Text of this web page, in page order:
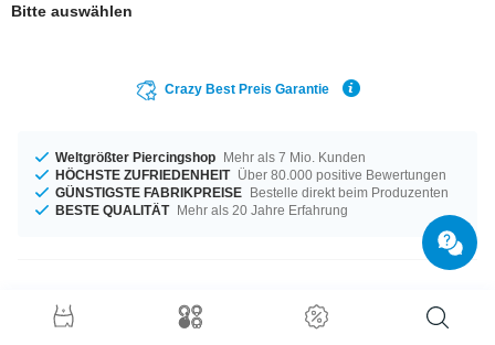
Bitte auswählen
Crazy Best Preis Garantie
Weltgrößter Piercingshop Mehr als 7 Mio. Kunden
HÖCHSTE ZUFRIEDENHEIT Über 80.000 positive Bewertungen
GÜNSTIGSTE FABRIKPREISE Bestelle direkt beim Produzenten
BESTE QUALITÄT Mehr als 20 Jahre Erfahrung
Produktdetails